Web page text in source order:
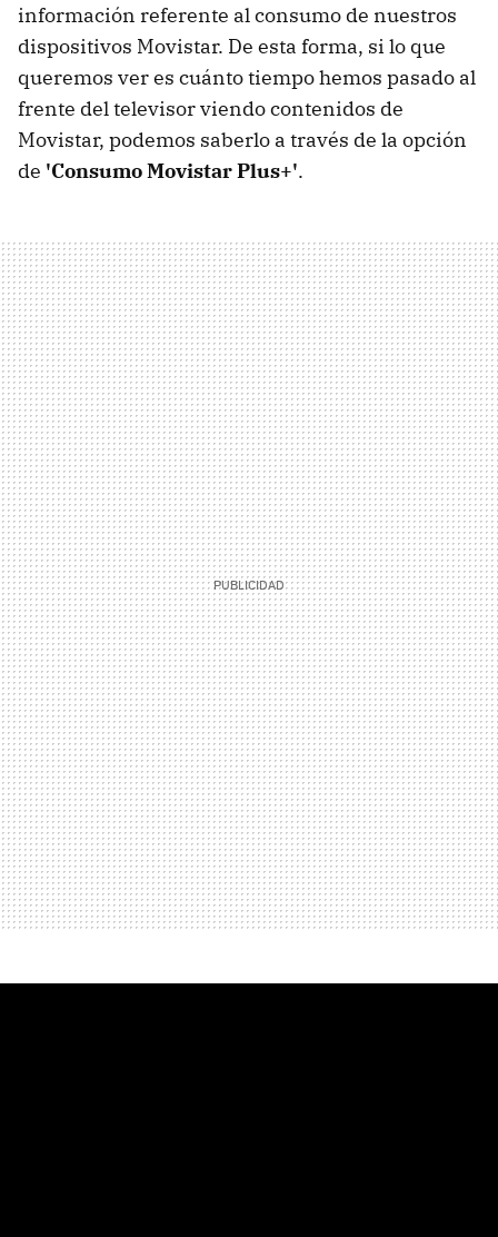
información referente al consumo de nuestros
dispositivos Movistar. De esta forma, si lo que
queremos ver es cuánto tiempo hemos pasado al
frente del televisor viendo contenidos de
Movistar, podemos saberlo a través de la opción
de 'Consumo Movistar Plus+'.